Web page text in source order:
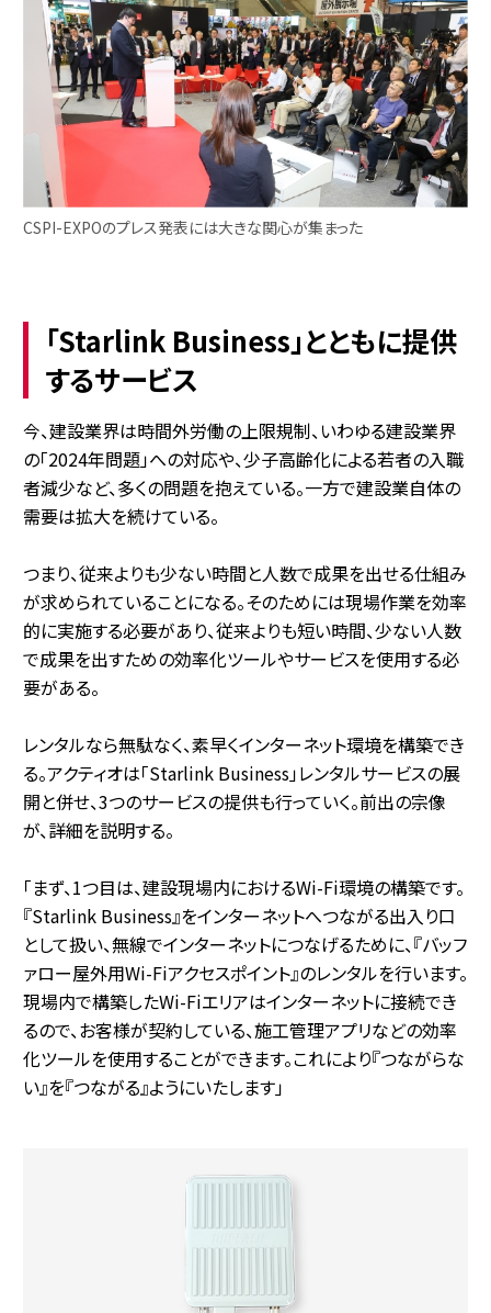
CSPI-EXPOのプレス発表には大きな関心が集まった
「Starlink Business」とともに提供
するサービス
今、建設業界は時間外労働の上限規制、いわゆる建設業界
の「2024年問題」への対応や、少子高齢化による若者の入職
者減少など、多くの問題を抱えている。一方で建設業自体の
需要は拡大を続けている。
つまり、従来よりも少ない時間と人数で成果を出せる仕組み
が求められていることになる。そのためには現場作業を効率
的に実施する必要があり、従来よりも短い時間、少ない人数
で成果を出すための効率化ツールやサービスを使用する必
要がある。
レンタルなら無駄なく、素早くインターネット環境を構築でき
る。アクティオは「Starlink Business」レンタルサービスの展
開と併せ、3つのサービスの提供も行っていく。前出の宗像
が、詳細を説明する。
「まず、1つ目は、建設現場内におけるWi-Fi環境の構築です。
『Starlink Business』をインターネットへつながる出入り口
として扱い、無線でインターネットにつなげるために、『バッフ
ァロー屋外用Wi-Fiアクセスポイント』のレンタルを行います。
現場内で構築したWi-Fiエリアはインターネットに接続でき
るので、お客様が契約している、施工管理アプリなどの効率
化ツールを使用することができます。これにより『つながらな
い』を『つながる』ようにいたします」